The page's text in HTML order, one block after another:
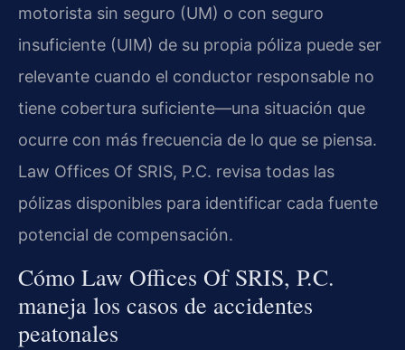
motorista sin seguro (UM) o con seguro
insuficiente (UIM) de su propia póliza puede ser
relevante cuando el conductor responsable no
tiene cobertura suficiente—una situación que
ocurre con más frecuencia de lo que se piensa.
Law Offices Of SRIS, P.C. revisa todas las
pólizas disponibles para identificar cada fuente
potencial de compensación.
Cómo Law Offices Of SRIS, P.C.
maneja los casos de accidentes
peatonales